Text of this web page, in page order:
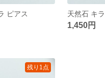
ピアス
1,450円
残り1点